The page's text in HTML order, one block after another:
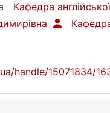
Кафедра
handle/15071834/